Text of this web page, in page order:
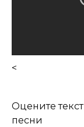
<
Оцените текст
песни